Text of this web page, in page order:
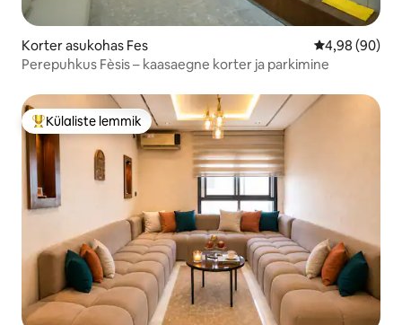
Korter asukohas Fes Keskmine
4,98 (90)
Perepuhkus Fèsis – kaasaegne korter ja parkimine
Külaliste suur lemmik
Külaliste lemmik